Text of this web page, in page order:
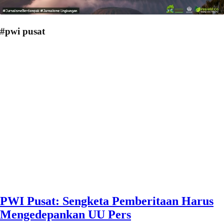
#pwi pusat
PWI Pusat: Sengketa Pemberitaan Harus
Mengedepankan UU Pers